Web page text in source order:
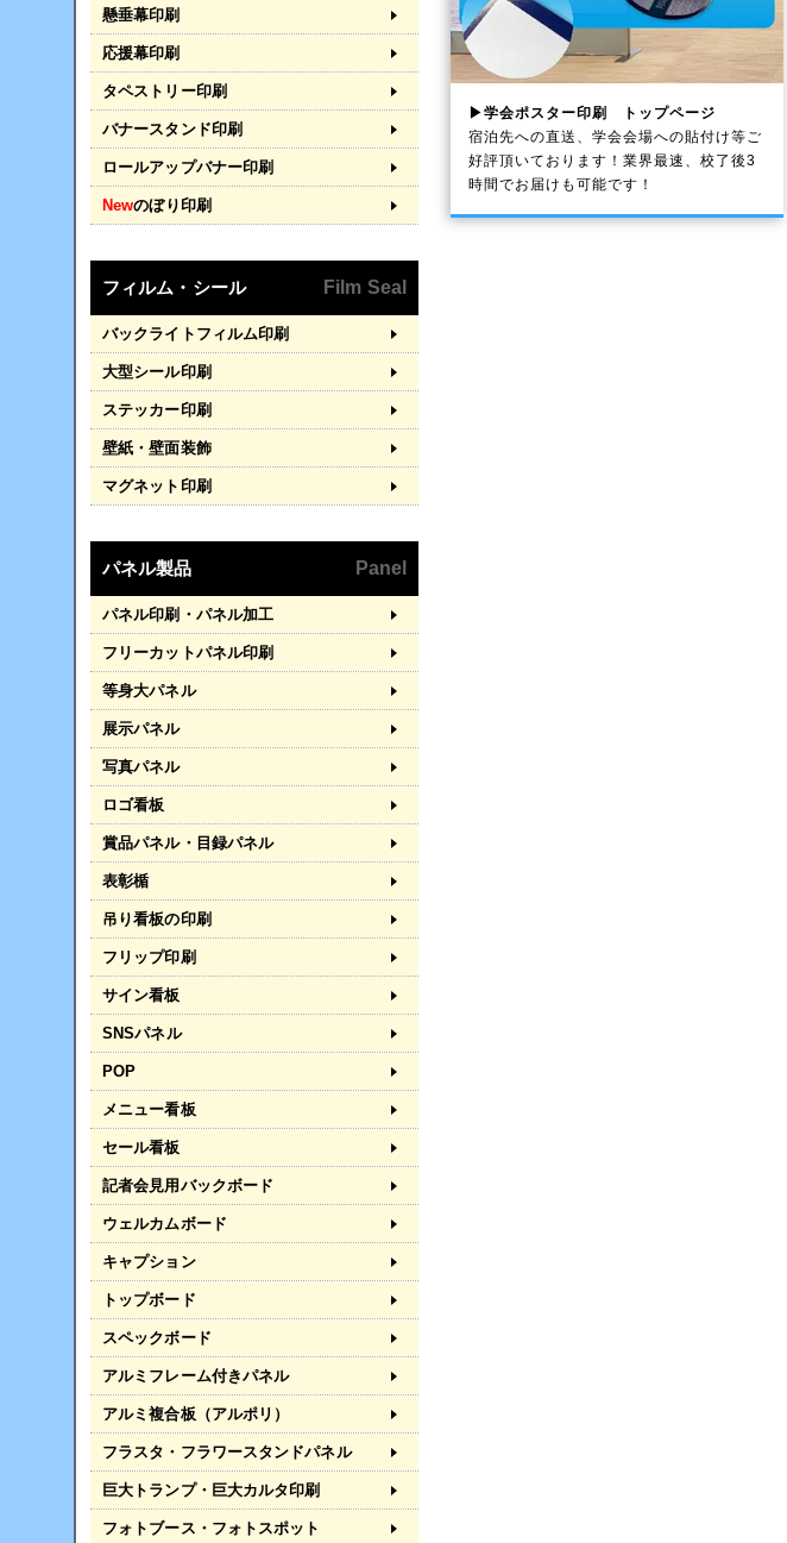
▶学会ポスター印刷 トップページ
宿泊先への直送、学会会場への貼付け等ご
好評頂いております！業界最速、校了後3
時間でお届けも可能です！
懸垂幕印刷
応援幕印刷
タペストリー印刷
バナースタンド印刷
ロールアップバナー印刷
Newのぼり印刷
フィルム・シール Film Seal
バックライトフィルム印刷
大型シール印刷
ステッカー印刷
壁紙・壁面装飾
マグネット印刷
パネル製品 Panel
パネル印刷・パネル加工
フリーカットパネル印刷
等身大パネル
展示パネル
写真パネル
ロゴ看板
賞品パネル・目録パネル
表彰楯
吊り看板の印刷
フリップ印刷
サイン看板
SNSパネル
POP
メニュー看板
セール看板
記者会見用バックボード
ウェルカムボード
キャプション
トップボード
スペックボード
アルミフレーム付きパネル
アルミ複合板（アルポリ）
フラスタ・フラワースタンドパネル
巨大トランプ・巨大カルタ印刷
フォトブース・フォトスポット